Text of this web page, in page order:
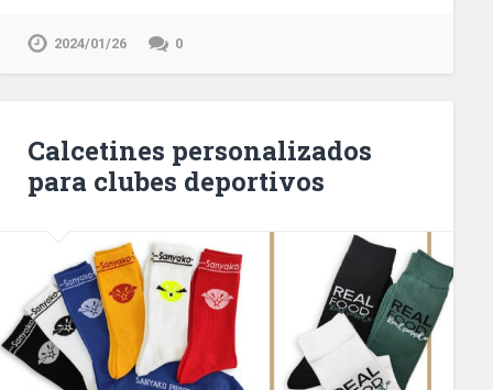
2024/01/26 0
Calcetines personalizados
para clubes deportivos